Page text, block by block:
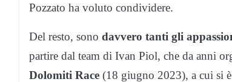
Pozzato ha voluto condividere.
Del resto, sono davvero tanti gli
partire dal team di Ivan Piol, che da anni
Dolomiti Race (18 giugno 2023), a cui si